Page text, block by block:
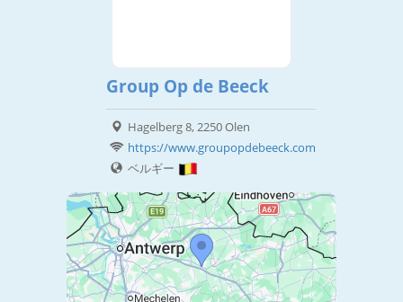
Group Op de Beeck
Hagelberg 8, 2250 Olen
https://www.groupopdebeeck.com
ベルギー